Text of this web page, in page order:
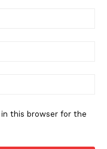
this browser for the